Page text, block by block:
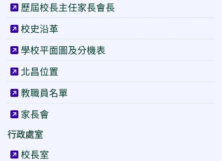
歷屆校長主任家長會長
校史沿革
學校平面圖及分機表
北昌位置
教職員名單
家長會
行政處室
校長室